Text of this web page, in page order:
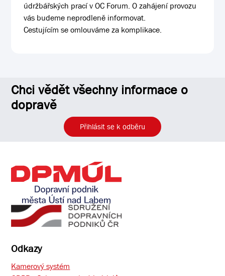
údržbářských prací v OC Forum. O zahájení provozu
vás budeme neprodleně informovat.
Cestujícím se omlouváme za komplikace.
Chci vědět všechny informace o
dopravě
Přihlásit se k odběru
Odkazy
Kamerový systém